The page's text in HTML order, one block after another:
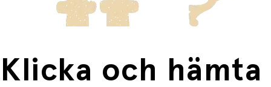
Justerbar huvudomkrets
Klicka och hämta